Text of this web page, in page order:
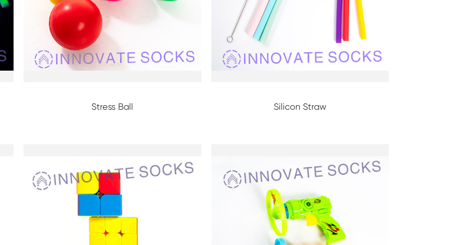
Soci dell’equipaggio Calzini a ginocchio Calzini spessi Categorie di calcio
Read More
Stress Ball Silicon Straw